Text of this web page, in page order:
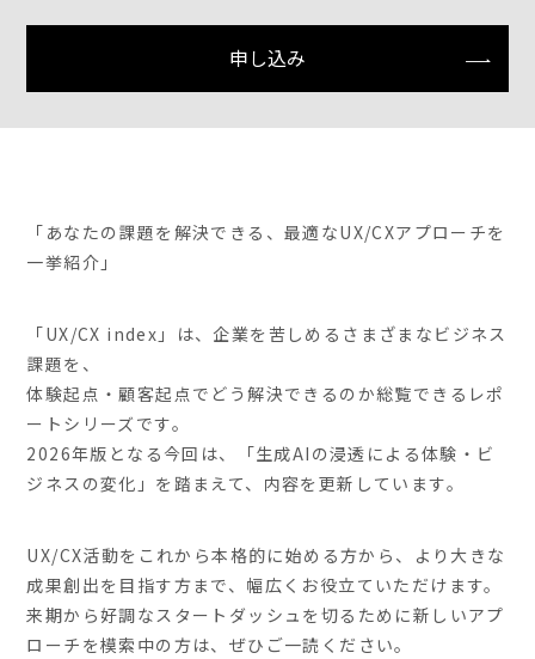
申し込み
「あなたの課題を解決できる、最適なUX/CXアプローチを
一挙紹介」
「UX/CX index」は、企業を苦しめるさまざまなビジネス
課題を、
体験起点・顧客起点でどう解決できるのか総覧できるレポ
ートシリーズです。
2026年版となる今回は、「生成AIの浸透による体験・ビ
ジネスの変化」を踏まえて、内容を更新しています。
UX/CX活動をこれから本格的に始める方から、より大きな
成果創出を目指す方まで、幅広くお役立ていただけます。
来期から好調なスタートダッシュを切るために新しいアプ
ローチを模索中の方は、ぜひご一読ください。